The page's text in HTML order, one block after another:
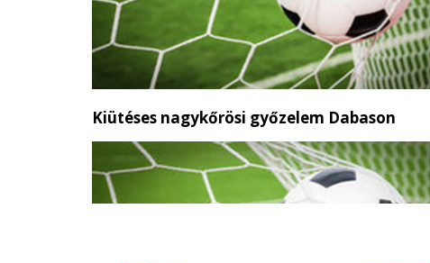
Kiütéses nagykőrösi győzelem Dabason